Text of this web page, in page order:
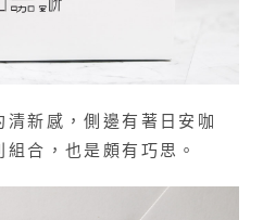
新感，側邊有著日安咖
合，也是頗有巧思。